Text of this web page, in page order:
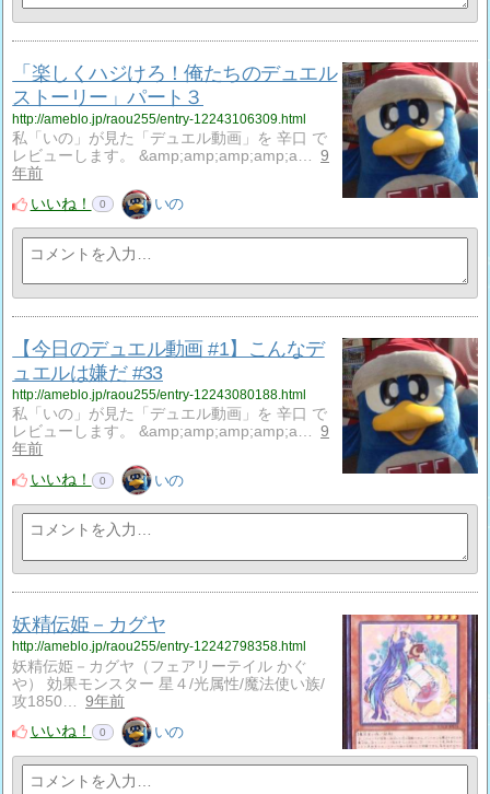
「楽しくハジけろ！俺たちのデュエル
ストーリー」パート３
http://ameblo.jp/raou255/entry-12243106309.html
私「いの」が見た「デュエル動画」を 辛口 で
レビューします。 &amp;amp;amp;amp;a…
9
年前
いいね！
0 いの
【今日のデュエル動画 #1】こんなデ
ュエルは嫌だ #33
http://ameblo.jp/raou255/entry-12243080188.html
私「いの」が見た「デュエル動画」を 辛口 で
レビューします。 &amp;amp;amp;amp;a…
9
年前
いいね！
0 いの
妖精伝姫－カグヤ
http://ameblo.jp/raou255/entry-12242798358.html
妖精伝姫－カグヤ（フェアリーテイル かぐ
や） 効果モンスター 星４/光属性/魔法使い族/
攻1850…
9年前
いいね！
0 いの